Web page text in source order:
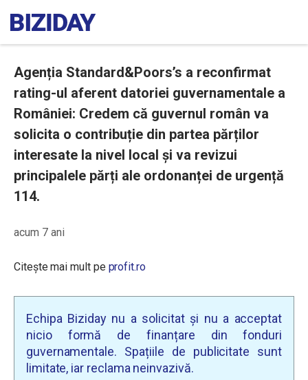
Agenția Standard&Poors’s a reconfirmat
rating-ul aferent datoriei guvernamentale a
României: Credem că guvernul român va
solicita o contribuție din partea părților
interesate la nivel local și va revizui
principalele părți ale ordonanței de urgență
114.
acum 7 ani
Citește mai mult pe profit.ro
Echipa Biziday nu a solicitat și nu a acceptat
nicio formă de finanțare din fonduri
guvernamentale. Spațiile de publicitate sunt
limitate, iar reclama neinvazivă.